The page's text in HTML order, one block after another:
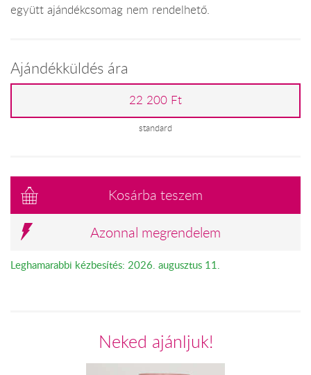
együtt ajándékcsomag nem rendelhető.
Ajándékküldés ára
22 200 Ft
standard
Kosárba teszem
Azonnal megrendelem
Leghamarabbi kézbesítés: 2026. augusztus 11.
Neked ajánljuk!